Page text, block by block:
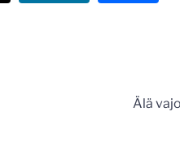
Älä